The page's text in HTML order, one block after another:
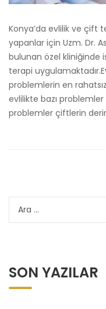
Konya’da evlilik ve çift
yapanlar için Uzm. Dr.
bulunan özel kliniğinde
terapi
problemlerin en
evlilikte bazı
problemler çiftlerin derin
SON YAZILAR